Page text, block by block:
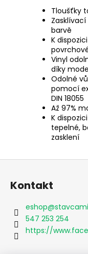
Tloušťky
barvě
K
Vinyl
díky
Odolné
pomocí
DIN 18055
Až 97%
K
tepelné,
zasklení
Kontakt
eshop@
547 253 254
https://